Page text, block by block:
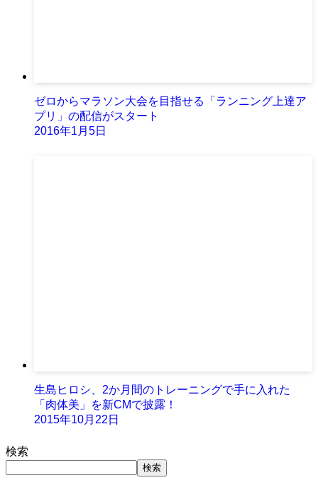
ゼロからマラソン大会を目指せる「ランニング上達ア
プリ」の配信がスタート
2016年1月5日
生島ヒロシ、2か月間のトレーニングで手に入れた
「肉体美」を新CMで披露！
2015年10月22日
検索
検索